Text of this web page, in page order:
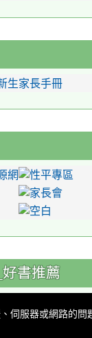
書推薦
伺服器或網路的問